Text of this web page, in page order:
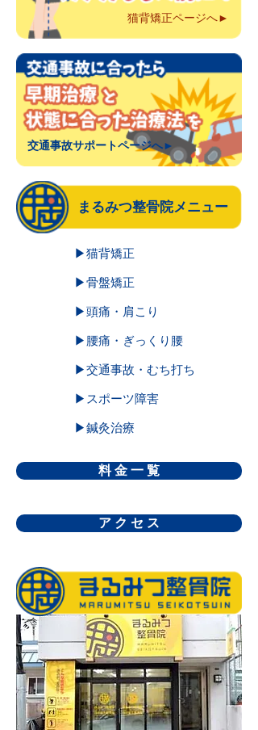
猫背矯正ページへ►
交通事故サポートページへ►
まるみつ整骨院メニュー
▶猫背矯正
▶骨盤矯正
▶頭痛・肩こり
▶腰痛・ぎっくり腰
▶交通事故・むち打ち
▶スポーツ障害
▶鍼灸治療
料 金 一 覧
ア ク セ ス